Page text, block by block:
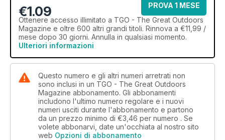
€1.09
PROVA 1 MESE
Ottenere accesso illimitato a TGO - The Great Outdoors
Magazine e oltre 600 altri grandi titoli. Rinnova a €11,99 /
mese dopo 30 giorni. Annulla in qualsiasi momento.
Ulteriori informazioni
Questo numero e gli altri numeri arretrati non
sono inclusi in un TGO - The Great Outdoors
Magazine abbonamento. Gli abbonamenti
includono l'ultimo numero regolare e i nuovi
numeri usciti durante l'abbonamento e partono
da un prezzo minimo di €3,46 per numero . Se
volete abbonarvi, date un'occhiata al nostro sito
web Opzioni di abbonamento